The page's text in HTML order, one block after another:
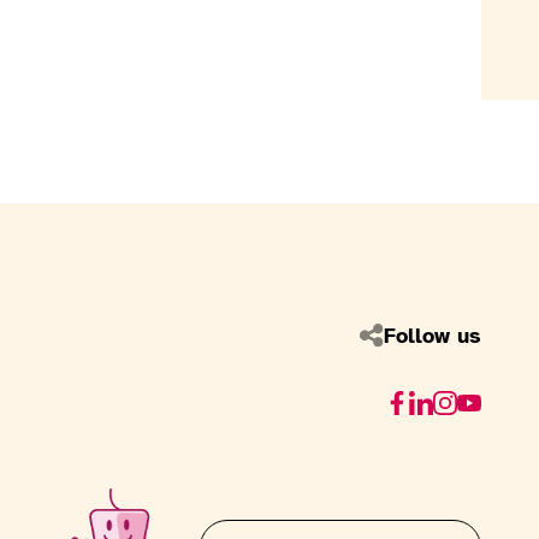
Follow us
Facebook
Linkedin
Instagram
Youtube